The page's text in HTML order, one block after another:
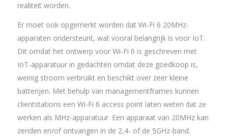
realiteit worden.
Er moet ook opgemerkt worden dat Wi-Fi 6 20MHz-
apparaten ondersteunt, wat vooral belangrijk is voor IoT.
Dit omdat het ontwerp voor Wi-Fi 6 is geschreven met
IoT-apparatuur in gedachten omdat deze goedkoop is,
weinig stroom verbruikt en beschikt over zeer kleine
batterijen. Met behulp van managementframes kunnen
clientstations een Wi-Fi 6 access point laten weten dat ze
werken als MHz-apparatuur. Een apparaat van 20MHz kan
zenden en/of ontvangen in de 2,4- of de 5GHz-band.